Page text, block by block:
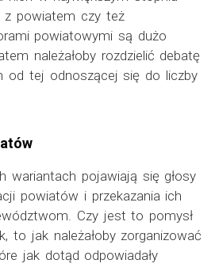
z powiatem czy też
powiatowymi są dużo
należałoby rozdzielić debatę
od tej odnoszącej się do liczby
wariantach pojawiają się głosy
powiatów i przekazania ich
Czy jest to pomysł
to jak należałoby zorganizować
jak dotąd odpowiadały